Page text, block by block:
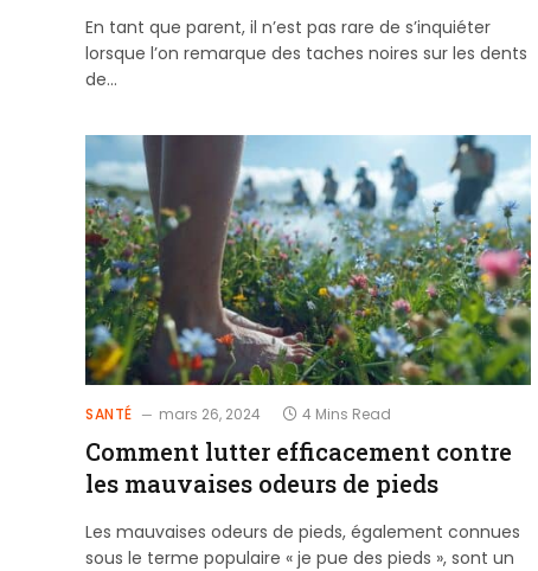
En tant que parent, il n’est pas rare de s’inquiéter
lorsque l’on remarque des taches noires sur les dents
de…
SANTÉ mars 26, 2024 4 Mins Read
Comment lutter efficacement contre
les mauvaises odeurs de pieds
Les mauvaises odeurs de pieds, également connues
sous le terme populaire « je pue des pieds », sont un